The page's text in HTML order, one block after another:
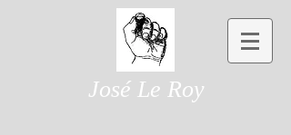
José Le Roy